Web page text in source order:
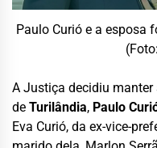
Paulo Curió e a esposa
A Justiça decidiu
de Turilândia, Paulo
Eva Curió, da ex-vice-